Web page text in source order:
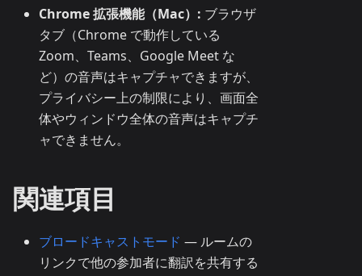
Chrome 拡張機能（Mac）: ブラウザ
タブ（Chrome で動作している
Zoom、Teams、Google Meet な
ど）の音声はキャプチャできますが、
プライバシー上の制限により、画面全
体やウィンドウ全体の音声はキャプチ
ャできません。
関連項目
ブロードキャストモード — ルームの
リンクで他の参加者に翻訳を共有する